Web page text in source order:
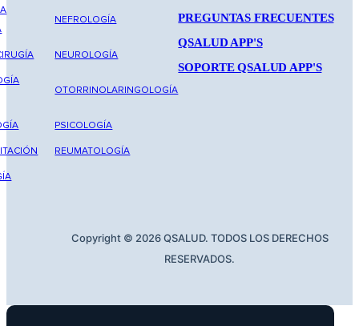
NEFROLOGÍA
NEUROLOGÍA
OTORRINOLARINGOLOGÍA
PSICOLOGÍA
REUMATOLOGÍA
PREGUNTAS FRECUENTES
QSALUD APP'S
SOPORTE QSALUD APP'S
Copyright © 2026 QSALUD. TODOS LOS DERECHOS
RESERVADOS.